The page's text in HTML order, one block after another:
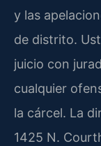
y las
de distrito.
juicio con
cualquier
la cárcel. La
1425 N.